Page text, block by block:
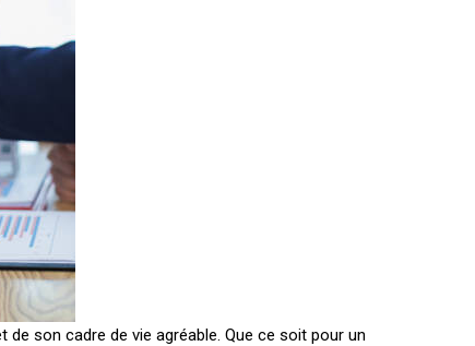
de son cadre de vie agréable. Que ce soit pour un